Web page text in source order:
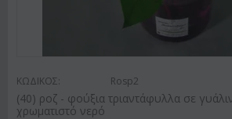
ΚΩΔΙΚΟΣ: Rosp2
(40) ροζ - φούξια τριαντάφυλλα σε
χρωματιστό νερό